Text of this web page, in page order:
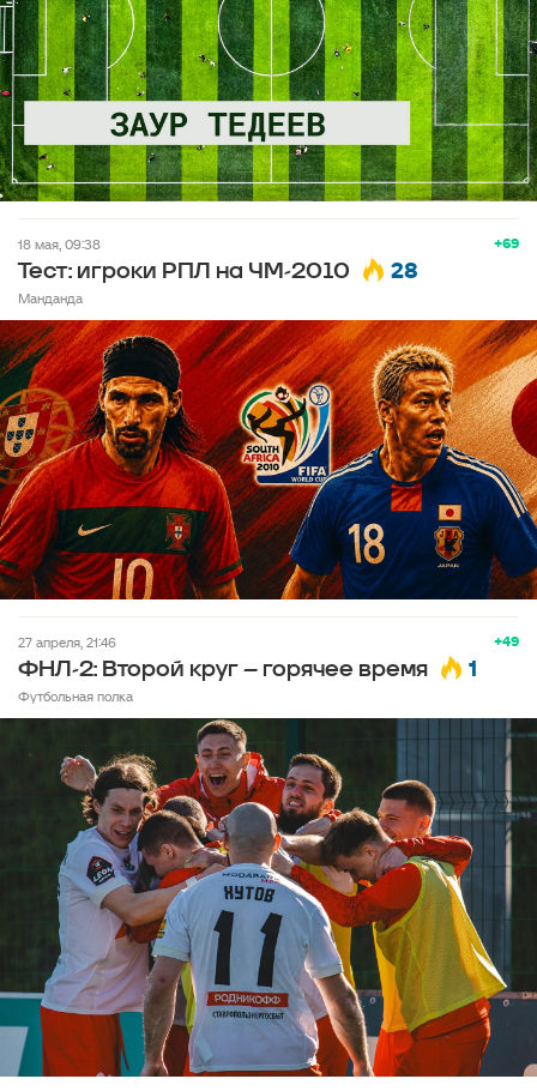
+69
18 мая, 09:38
Тест: игроки РПЛ на ЧМ-2010 28
Манданда
+49
27 апреля, 21:46
ФНЛ-2: Второй круг – горячее время 1
Футбольная полка